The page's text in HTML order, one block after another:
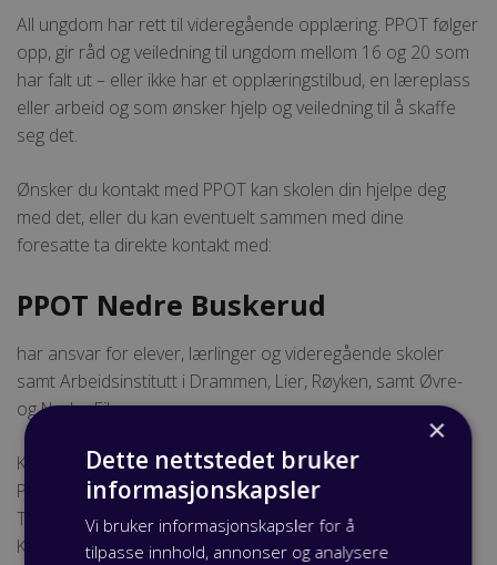
All ungdom har rett til videregående opplæring. PPOT følger
opp, gir råd og veiledning til ungdom mellom 16 og 20 som
har falt ut – eller ikke har et opplæringstilbud, en læreplass
eller arbeid og som ønsker hjelp og veiledning til å skaffe
seg det.
Ønsker du kontakt med PPOT kan skolen din hjelpe deg
med det, eller du kan eventuelt sammen med dine
foresatte ta direkte kontakt med:
PPOT Nedre Buskerud
har ansvar for elever, lærlinger og videregående skoler
samt Arbeidsinstitutt i Drammen, Lier, Røyken, samt Øvre-
og Nedre Eiker.
Kontorsted: Dronninggata 15, 3019 Drammen
Postadresse: Postboks 3563, 3007 Drammen
Tlf: 32 80 86 50
Kontorleder: Fredrik L. Karlsen
×
Dette nettstedet bruker
informasjonskapsler
Vi bruker informasjonskapsler for å
tilpasse innhold, annonser og analysere